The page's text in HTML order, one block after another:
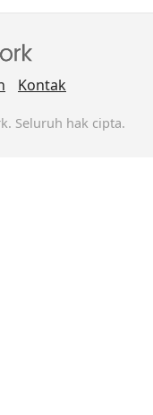
Kontak
Seluruh hak cipta.